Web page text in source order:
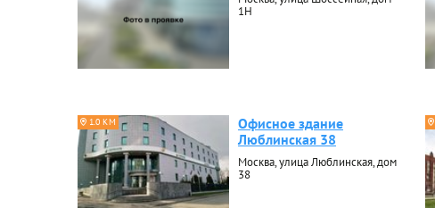
1Н
1.0 КМ
Офисное здание
Люблинская 38
Москва, улица Люблинская, дом
38